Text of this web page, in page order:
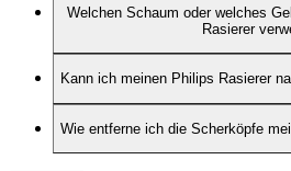
Welchen Schaum oder welches
Rasierer
Kann ich meinen Philips Rasierer
Wie entferne ich die Scherköpfe